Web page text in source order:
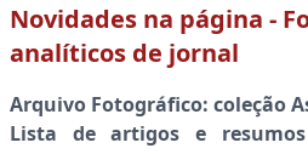
Novidades na página -
analíticos de jornal
Arquivo Fotográfico: coleção
Lista de artigos e